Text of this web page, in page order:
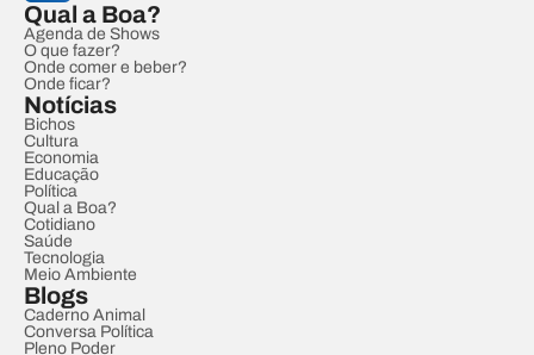
Qual a Boa?
Agenda de Shows
O que fazer?
Onde comer e beber?
Onde ficar?
Notícias
Bichos
Cultura
Economia
Educação
Política
Qual a Boa?
Cotidiano
Saúde
Tecnologia
Meio Ambiente
Blogs
Caderno Animal
Conversa Política
Pleno Poder